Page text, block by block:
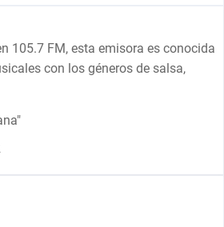
105.7 FM, esta emisora es conocida
con los géneros de salsa,
"